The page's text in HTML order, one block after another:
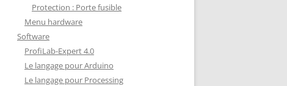
Protection : Porte fusible
Menu hardware
Software
ProfiLab-Expert 4.0
Le langage pour Arduino
Le langage pour Processing